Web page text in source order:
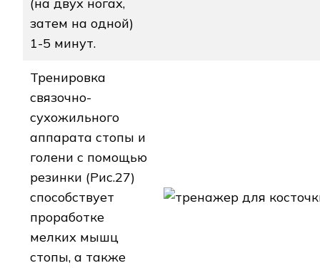
(на двух ногах,
затем на одной)
1-5 минут.
Тренировка
связочно-
сухожильного
аппарата стопы и
голени с помощью
резинки (Рис.27)
способствует
проработке
мелких мышц
стопы, а также